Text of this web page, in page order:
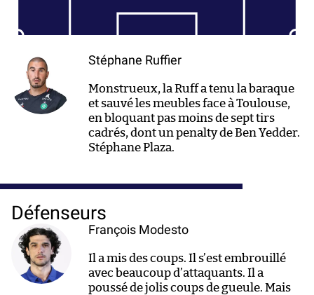
Stéphane Ruffier
Monstrueux, la Ruff a tenu la baraque
et sauvé les meubles face à Toulouse,
en bloquant pas moins de sept tirs
cadrés, dont un penalty de Ben Yedder.
Stéphane Plaza.
Défenseurs
François Modesto
Il a mis des coups. Il s’est embrouillé
avec beaucoup d’attaquants. Il a
poussé de jolis coups de gueule. Mais